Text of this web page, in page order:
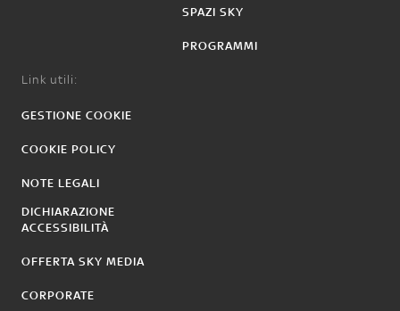
SPAZI SKY
PROGRAMMI
Link utili:
GESTIONE COOKIE
COOKIE POLICY
NOTE LEGALI
DICHIARAZIONE
ACCESSIBILITÀ
OFFERTA SKY MEDIA
CORPORATE